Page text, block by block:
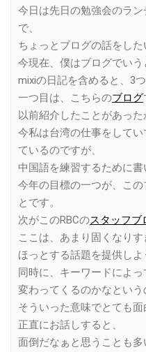
今日は先日の勉強会のラ
で、
ちょっとブログの話をした
今現在、僕はブログでいう
mixiの日記を含めると、3
一つ目は、こちらのブログ
以前紹介したことがあった
今私は台湾の仕事をして
ているのですが、
中国語を練習するために書
今年の目標の一つが、こ
とです。
次がこのRBCのスタッフブ
ここは、あまり固くなりす
ほっとする話題を提供しよ
同時に、キーワードによ
変わってくるのかなという
そういった意味でとても面
正直にお話しすると、
面倒だなぁと思うことも多